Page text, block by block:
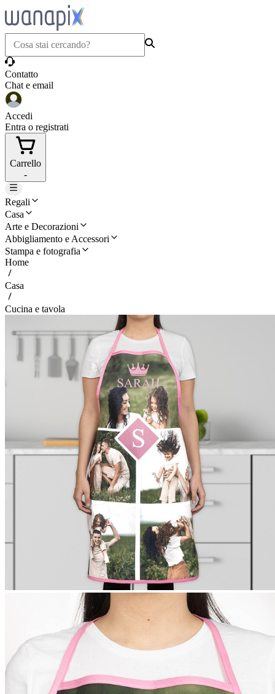
Contatto
Chat e email
Accedi
Entra o registrati
Carrello
-
Regali
Casa
Arte e Decorazioni
Abbigliamento e Accessori
Stampa e fotografia
Home
Casa
Cucina e tavola